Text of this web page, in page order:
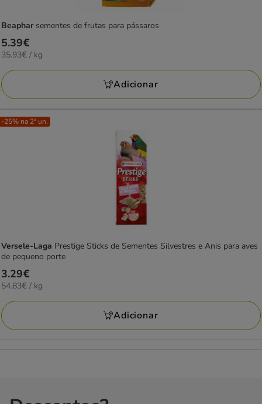
Beaphar sementes de frutas para pássaros
Preço
5.39€
5.39€
35.93€
KG
35.93€ / kg
Adicionar
-25% na 2ª un.
Versele-Laga Prestige Sticks de Sementes Silvestres e Anis para aves
de pequeno porte
Preço
3.29€
3.29€
54.83€
KG
54.83€ / kg
Adicionar